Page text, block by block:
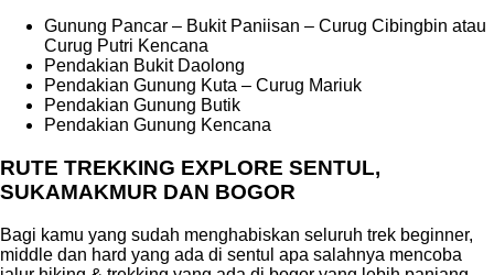
Gunung Pancar – Bukit Paniisan – Curug Cibingbin atau
Curug Putri Kencana
Pendakian Bukit Daolong
Pendakian Gunung Kuta – Curug Mariuk
Pendakian Gunung Butik
Pendakian Gunung Kencana
RUTE TREKKING EXPLORE SENTUL,
SUKAMAKMUR DAN BOGOR
Bagi kamu yang sudah menghabiskan seluruh trek beginner,
middle dan hard yang ada di sentul apa salahnya mencoba